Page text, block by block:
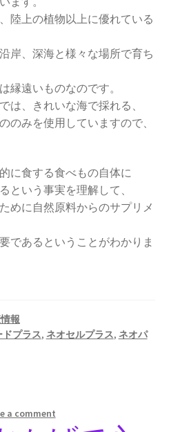
陸上の植物以上に優れている
岸、深海と様々な場所で育ち
縁遠いものなのです。
は、きれいな海で採れる、
のみを使用していますので、
に食する食べもの自体に
という事実を理解して、
めに自然原料からのサプリメ
であるということがわかりま
報
プラス, ネオセルプラス, ネオパ
a comment